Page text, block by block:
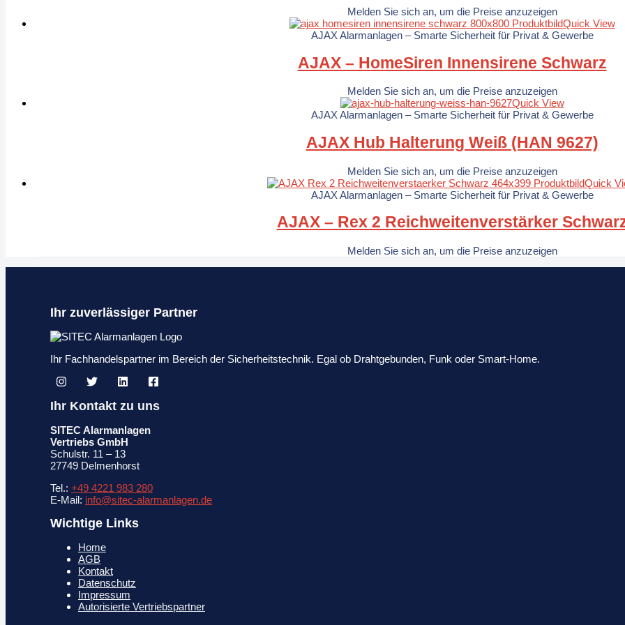
Melden Sie sich an, um die Preise anzuzeigen
Quick View
AJAX Alarmanlagen – Smarte Sicherheit für Privat & Gewerbe
AJAX – HomeSiren Innensirene Schwarz
Melden Sie sich an, um die Preise anzuzeigen
Quick View
AJAX Alarmanlagen – Smarte Sicherheit für Privat & Gewerbe
AJAX Hub Halterung Weiß (HAN 9627)
Melden Sie sich an, um die Preise anzuzeigen
Quick
AJAX Alarmanlagen – Smarte Sicherheit für Privat & Gewerbe
AJAX – Rex 2 Reichweitenverstärker
Melden Sie sich an, um die Preise anzuzeigen
Ihr zuverlässiger Partner
Ihr Fachhandelspartner im Bereich der Sicherheitstechnik. Egal ob Drahtgebunden, Funk oder Smart-Home.
Ihr Kontakt zu uns
SITEC Alarmanlagen
Vertriebs GmbH
Schulstr. 11 – 13
27749 Delmenhorst
Tel.: +49 4221 983 280
E-Mail: info@sitec-alarmanlagen.de
Wichtige Links
Home
AGB
Kontakt
Datenschutz
Impressum
Autorisierte Vertriebspartner